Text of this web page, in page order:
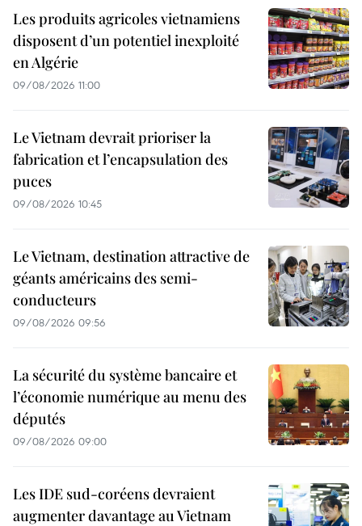
Les produits agricoles vietnamiens
disposent d’un potentiel inexploité
en Algérie
09/08/2026 11:00
Le Vietnam devrait prioriser la
fabrication et l’encapsulation des
puces
09/08/2026 10:45
Le Vietnam, destination attractive de
géants américains des semi-
conducteurs
09/08/2026 09:56
La sécurité du système bancaire et
l’économie numérique au menu des
députés
09/08/2026 09:00
Les IDE sud-coréens devraient
augmenter davantage au Vietnam